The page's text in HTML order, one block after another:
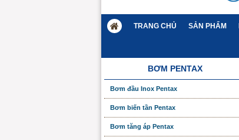
TRANG CHỦ SẢN PHẨM
BƠM PENTAX
Bơm đầu Inox Pentax
Bơm biến tần Pentax
Bơm tăng áp Pentax